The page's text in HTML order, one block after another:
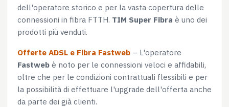
dell'operatore storico e per la vasta copertura delle
connessioni in fibra FTTH. TIM Super Fibra è uno dei
prodotti più venduti.
Offerte ADSL e Fibra Fastweb – L'operatore
Fastweb è noto per le connessioni veloci e affidabili,
oltre che per le condizioni contrattuali flessibili e per
la possibilità di effettuare l'upgrade dell'offerta anche
da parte dei già clienti.